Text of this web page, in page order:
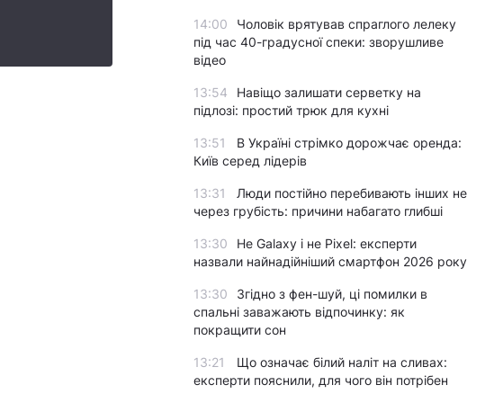
14:00
Чоловік врятував спраглого лелеку
під час 40-градусної спеки: зворушливе
відео
13:54
Навіщо залишати серветку на
підлозі: простий трюк для кухні
13:51
В Україні стрімко дорожчає оренда:
Київ серед лідерів
13:31
Люди постійно перебивають інших не
через грубість: причини набагато глибші
13:30
Не Galaxy і не Pixel: експерти
назвали найнадійніший смартфон 2026 року
13:30
Згідно з фен-шуй, ці помилки в
спальні заважають відпочинку: як
покращити сон
13:21
Що означає білий наліт на сливах:
експерти пояснили, для чого він потрібен